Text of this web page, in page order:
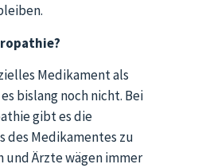
Medikament als
bislang noch nicht. Bei
gibt es die
des Medikamentes zu
und Ärzte wägen immer